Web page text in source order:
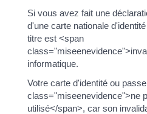
Si vous avez fait une
d'une carte nationale
titre est <span
informatique.
Votre carte d'identité ou
class="miseenevidence">ne
utilisé</span>, car son